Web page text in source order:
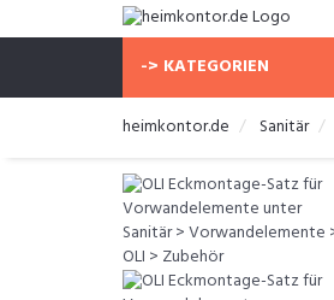
-> KATEGORIEN
heimkontor.de Sanitär